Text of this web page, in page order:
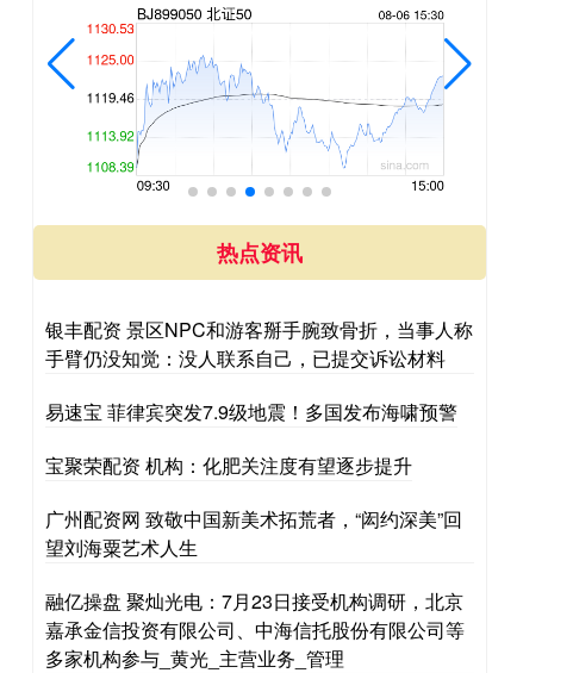
热点资讯
银丰配资 景区NPC和游客掰手腕致骨折，当事人称
手臂仍没知觉：没人联系自己，已提交诉讼材料
易速宝 菲律宾突发7.9级地震！多国发布海啸预警
宝聚荣配资 机构：化肥关注度有望逐步提升
广州配资网 致敬中国新美术拓荒者，“闳约深美”回
望刘海粟艺术人生
融亿操盘 聚灿光电：7月23日接受机构调研，北京
嘉承金信投资有限公司、中海信托股份有限公司等
多家机构参与_黄光_主营业务_管理